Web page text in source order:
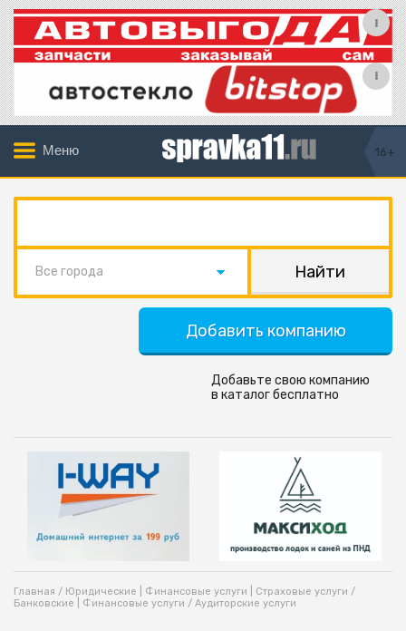
Меню 16+
Все города
Добавить компанию
Добавьте свою компанию
в каталог бесплатно
Главная / Юридические | Финансовые услуги | Страховые услуги /
Банковские | Финансовые услуги / Аудиторские услуги